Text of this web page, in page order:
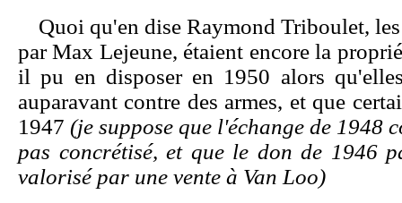
Quoi qu'en dise Raymond Triboulet,
par Max Lejeune, étaient encore la
il pu en disposer en 1950 alors
auparavant contre des armes, et que
1947 (je suppose que l'échange de 1948
pas concrétisé, et que le don de 1946
valorisé par une vente à Van Loo)